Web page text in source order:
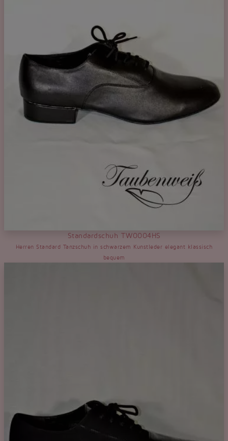
Standardschuh TW0004HS
Herren Standard Tanzschuh in schwarzem Kunstleder elegant klassisch
bequem